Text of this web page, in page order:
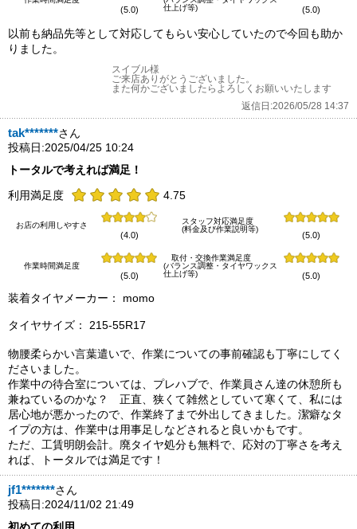
(5.0)
仕上げ等)
(5.0)
以前も納品先等として対応してもらい安心していたので今回も助か
りました。
スイブル様
ご来店ありがとうございました。
また何かございましたらよろしくお願いいたします
返信日:2026/05/28 14:37
tak*******さん
投稿日:2025/04/25 10:24
トータルで考えれば満足！
利用満足度
4.75
お店の利用しやすさ
(4.0)
スタッフ対応満足度
(料金及び作業説明等)
(5.0)
作業時間満足度
(5.0)
取付・交換作業満足度
(バランス調整・タイヤワックス
仕上げ等)
(5.0)
装着タイヤメーカー： momo
タイヤサイズ： 215-55R17
物腰柔らかい言葉遣いで、作業についての事前確認も丁寧にしてく
ださいました。
作業中の待合室については、プレハブで、作業員さん達の休憩所も
兼ねているのかな？ 正直、狭くて雑然としていて寒くて、私には
居心地が悪かったので、作業終了まで外出してきました。潔癖なタ
イプの方は、作業中は用事足しなどされると良いかもです。
ただ、工賃明朗会計。廃タイヤ処分も無料で、応対の丁寧さを考え
れば、トータルでは満足です！
jf1*******さん
投稿日:2024/11/02 21:49